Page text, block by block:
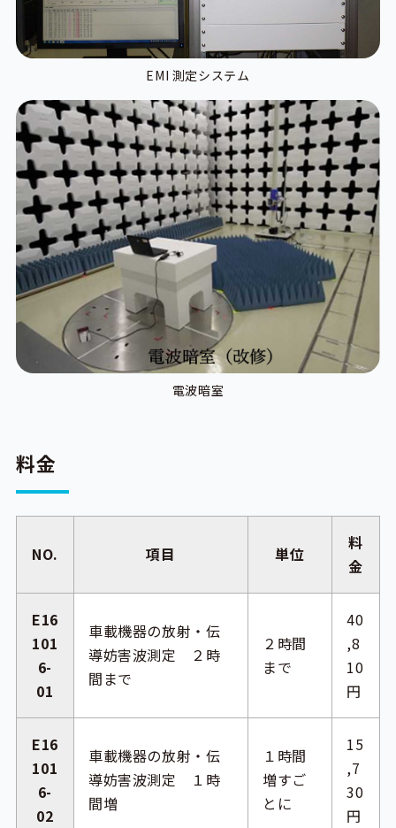
EMI 測定システム
電波暗室
料金
NO. 項目 単位
料
金
E16
101
6-
01
車載機器の放射・伝
導妨害波測定 ２時
間まで
２時間
まで
40
,8
10
円
E16
101
6-
02
車載機器の放射・伝
導妨害波測定 １時
間増
１時間
増すご
とに
15
,7
30
円